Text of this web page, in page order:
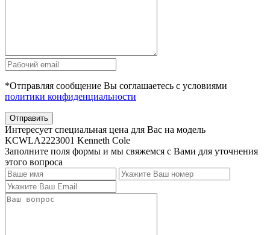
*Отправляя сообщение Вы соглашаетесь с условиями
политики конфиденциальности
Отправить
Интересует специальная цена для Вас на модель
KCWLA2223001 Kenneth Cole
Заполните поля формы и мы свяжемся с Вами для уточнения
этого вопроса